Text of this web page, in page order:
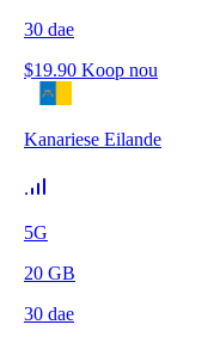
30 dae
$19.90 Koop nou
Kanariese Eilande
5G
20 GB
30 dae